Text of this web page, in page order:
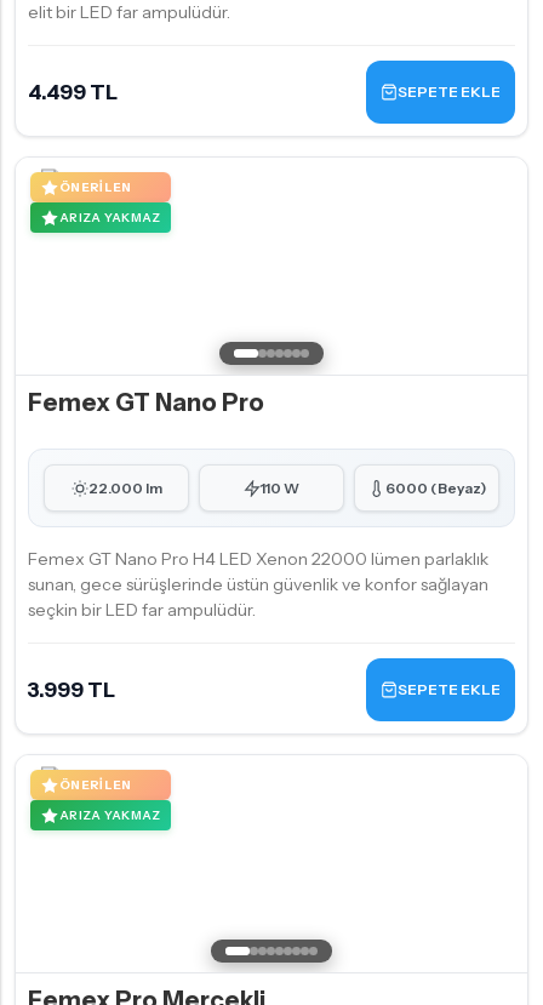
elit bir LED far ampulüdür.
4.499 TL SEPETE EKLE
ÖNERILEN
ARIZA YAKMAZ
Femex GT Nano Pro
22.000 lm 110 W 6000 (Beyaz)
Femex GT Nano Pro H4 LED Xenon 22000 lümen parlaklık
sunan, gece sürüşlerinde üstün güvenlik ve konfor sağlayan
seçkin bir LED far ampulüdür.
3.999 TL SEPETE EKLE
ÖNERILEN
ARIZA YAKMAZ